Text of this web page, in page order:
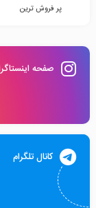
پر فروش ترین
صفحه
کانال تلگرام